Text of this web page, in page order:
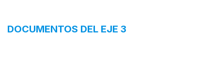
DOCUMENTOS DEL EJE 3